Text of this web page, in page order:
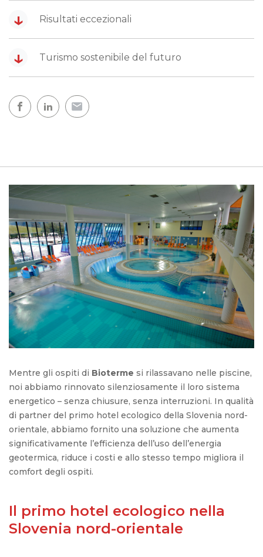
↓ Risultati eccezionali
↓ Turismo sostenibile del futuro
Mentre gli ospiti di Bioterme si rilassavano nelle piscine,
noi abbiamo rinnovato silenziosamente il loro sistema
energetico – senza chiusure, senza interruzioni. In qualità
di partner del primo hotel ecologico della Slovenia nord-
orientale, abbiamo fornito una soluzione che aumenta
significativamente l’efficienza dell’uso dell’energia
geotermica, riduce i costi e allo stesso tempo migliora il
comfort degli ospiti.
Il primo hotel ecologico nella
Slovenia nord-orientale